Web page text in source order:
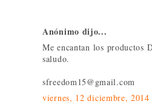
Anónimo dijo...
Me encantan los productos
saludo.
sfreedom15@gmail.com
viernes, 12 diciembre, 2014